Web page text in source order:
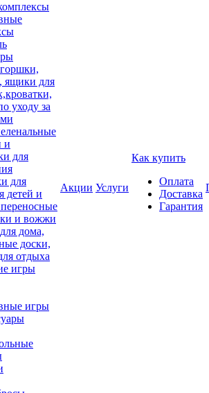
ящики для
уходу за
и
для
для
детей и
и вожжи
дома,
доски,
отдыха
игры
игры
Акции Услуги
Как купить
Оплата
Доставка
Гарантия